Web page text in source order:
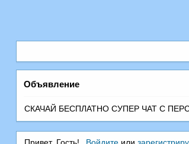
Объявление
СКАЧАЙ БЕСПЛАТНО СУПЕР ЧАТ С